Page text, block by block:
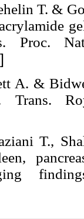
T. &
Proc.
]
A. &
Trans.
T.,